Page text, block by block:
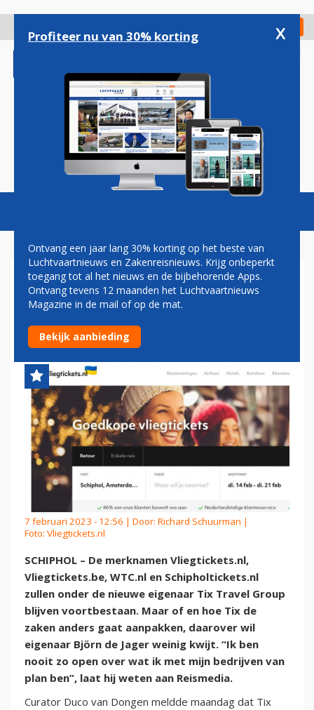
gaan
Check in
Magazine Podcasts Vacatures
VLIEGTICKETS.NL BLIJFT
BESTAAN NA OVERNAME
DOOR TIX TRAVEL
7 februari 2023 - 12:56 | Door: Richard Schuurman |
Foto: Vliegtickets.nl
SCHIPHOL – De merknamen Vliegtickets.nl,
Vliegtickets.be, WTC.nl en Schipholtickets.nl
zullen onder de nieuwe eigenaar Tix Travel Group
blijven voortbestaan. Maar of en hoe Tix de
zaken anders gaat aanpakken, daarover wil
eigenaar Björn de Jager weinig kwijt. “Ik ben
nooit zo open over wat ik met mijn bedrijven van
plan ben”, laat hij weten aan Reismedia.
Curator Duco van Dongen meldde maandag dat Tix
Profiteer nu van 30% korting x
Ontvang een jaar lang 30% korting op het beste van
Luchtvaartnieuws en Zakenreisnieuws. Krijg onbeperkt
toegang tot al het nieuws en de bijbehorende Apps.
Ontvang tevens 12 maanden het Luchtvaartnieuws
Magazine in de mail of op de mat.
Bekijk aanbieding